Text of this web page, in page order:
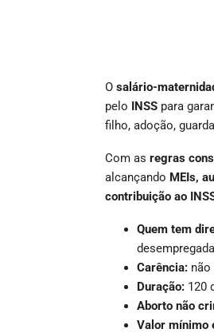
O salário-
pelo INSS para
filho, adoção,
Com as regras
alcançando MEIs,
contribuição ao
Quem tem
Carência:
Duração: 120
Aborto não
Valor mínimo